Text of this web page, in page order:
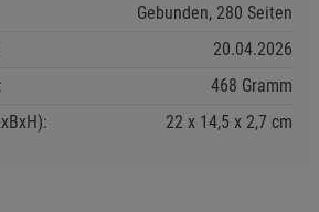
Gebunden, 280 Seiten
20.04.2026
468 Gramm
22 14,5 2,7 cm
(5)
Cookies
Informationen